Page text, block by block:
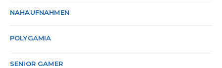
NAHAUFNAHMEN
POLYGAMIA
SENIOR GAMER